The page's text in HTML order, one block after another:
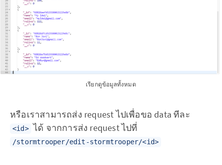
เรียกดูข้อมูลทั้งหมด
หรือเราสามารถส่ง request ไปเพื่อขอ data ทีละ
<id> ได้ จากการส่ง request ไปที่
/stormtrooper/edit-stormtrooper/<id>